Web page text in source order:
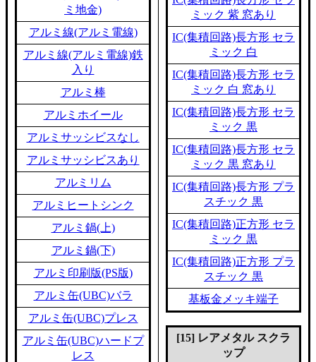
ミ地金)
アルミ線(アルミ電線)
アルミ線(アルミ電線)鉄
入り
アルミ棒
アルミホイール
アルミサッシビスなし
アルミサッシビスあり
アルミリム
アルミヒートシンク
アルミ鍋(上)
アルミ鍋(下)
アルミ印刷版(PS版)
アルミ缶(UBC)バラ
アルミ缶(UBC)プレス
アルミ缶(UBC)ハードプ
レス
ミック 紫 窓あり
IC(集積回路)長方形 セラ
ミック 白
IC(集積回路)長方形 セラ
ミック 白 窓あり
IC(集積回路)長方形 セラ
ミック 黒
IC(集積回路)長方形 セラ
ミック 黒 窓あり
IC(集積回路)長方形 プラ
スチック 黒
IC(集積回路)正方形 セラ
ミック 黒
IC(集積回路)正方形 プラ
スチック 黒
基板金メッキ端子
[15] レアメタル スクラ
ップ